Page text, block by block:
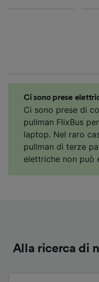
Ci sono prese
Ci sono prese di
pullman FlixBus
laptop. Nel raro
pullman di terze
elettriche non può
Alla ricerca di